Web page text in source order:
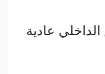
عادية